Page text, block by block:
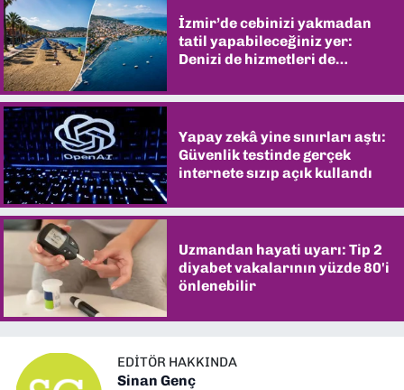
İzmir’de cebinizi yakmadan
tatil yapabileceğiniz yer:
Denizi de hizmetleri de
Yapay zekâ yine sınırları aştı:
Güvenlik testinde gerçek
internete sızıp açık kullandı
Uzmandan hayati uyarı: Tip 2
diyabet vakalarının yüzde 80'i
önlenebilir
EDITÖR HAKKINDA
Sinan Genç